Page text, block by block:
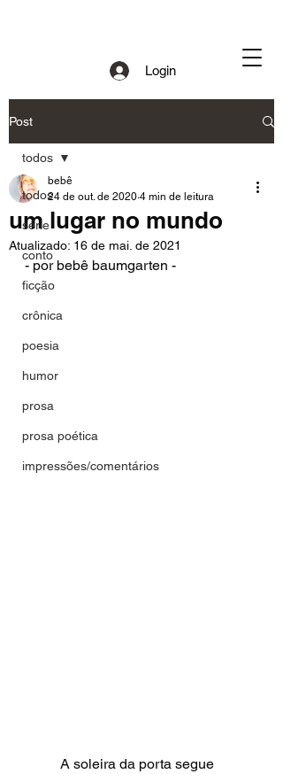
Login
Post
todos
série
conto
ficção
crônica
poesia
humor
prosa
prosa poética
impressões/comentários
todos
um lugar no mundo
bebê
24 de out. de 2020 4 min de leitura
Atualizado: 16 de mai. de 2021
- por bebê baumgarten -